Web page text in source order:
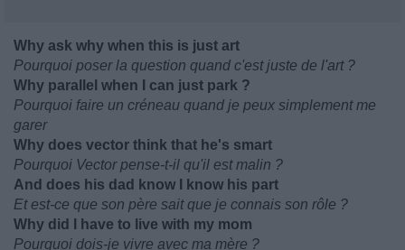
Why ask why when this is just art
Pourquoi poser la question quand c'est juste de l'art ?
Why parallel when I can just park ?
Pourquoi faire un créneau quand je peux simplement me
garer
Why does vector think that he's smart
Pourquoi Vector pense-t-il qu'il est malin ?
And does his dad know I know his part
Et est-ce que son père sait que je connais son rôle ?
Why did I have to live with my mom
Pourquoi dois-je vivre avec ma mère ?